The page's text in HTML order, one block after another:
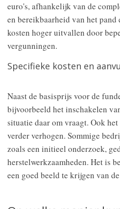
euro's, afhankelijk van de
en bereikbaarheid van het
kosten hoger uitvallen door
vergunningen.
Specifieke kosten en
Naast de basisprijs voor de
bijvoorbeeld het inschakelen
situatie daar om vraagt. Ook
verder verhogen. Sommige
zoals een initieel onderzoek,
herstelwerkzaamheden. Het is
een goed beeld te krijgen van